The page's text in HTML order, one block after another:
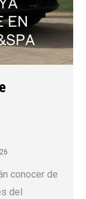
conocer de
del